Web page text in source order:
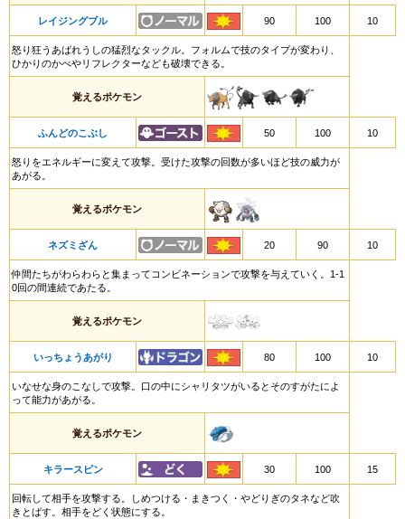
レイジングブル 90 100 10
怒り狂うあばれうしの猛烈なタックル。フォルムで技のタイプが変わり、
ひかりのかべやリフレクターなども破壊できる。
覚えるポケモン
ふんどのこぶし 50 100 10
怒りをエネルギーに変えて攻撃。受けた攻撃の回数が多いほど技の威力が
あがる。
覚えるポケモン
ネズミざん 20 90 10
仲間たちがわらわらと集まってコンビネーションで攻撃を与えていく。1-1
0回の間連続であたる。
覚えるポケモン
いっちょうあがり 80 100 10
いなせな身のこなしで攻撃。口の中にシャリタツがいるとそのすがたによ
って能力があがる。
覚えるポケモン
キラースピン 30 100 15
回転して相手を攻撃する。しめつける・まきつく・やどりぎのタネなど吹
きとばす。相手をどく状態にする。